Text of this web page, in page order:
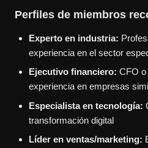
Perfiles de miembros
Experto en industria:
experiencia en el sector
Ejecutivo financiero: CFO o
experiencia en empresas
Especialista en tecnología:
transformación digital
Líder en ventas/marketing: